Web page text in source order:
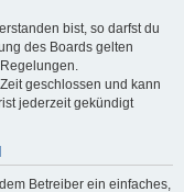
bist, so darfst du
des Boards gelten
geschlossen und kann
jederzeit gekündigt
Betreiber ein einfaches,